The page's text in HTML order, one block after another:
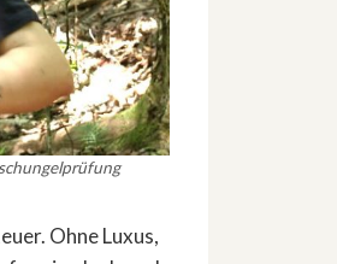
Ohne Luxus,